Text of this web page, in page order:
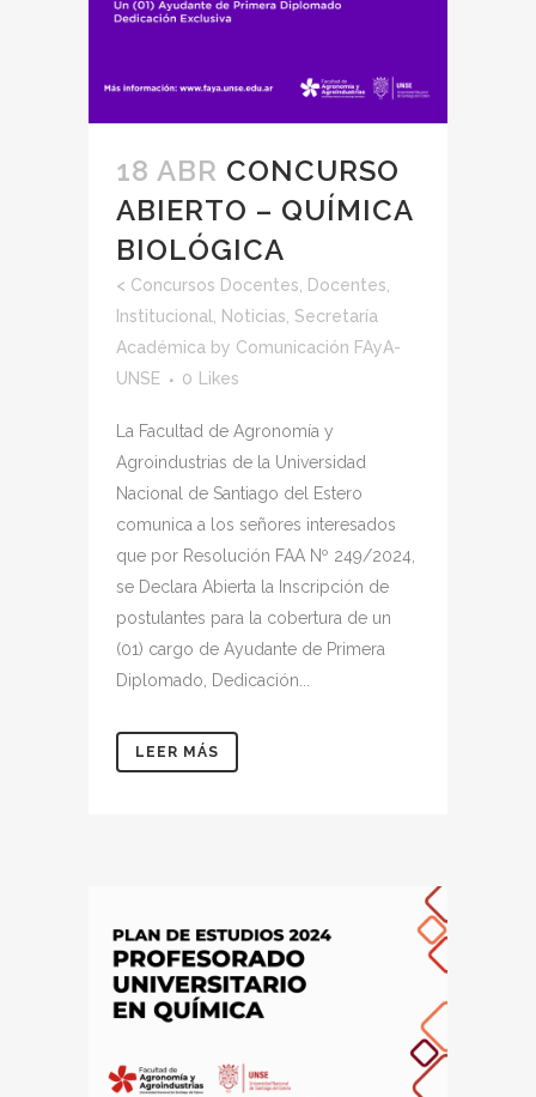
18 ABR CONCURSO
ABIERTO – QUÍMICA
BIOLÓGICA
< Concursos Docentes Docentes
Institucional
Noticias Secretaría
Académica by Comunicación FAyA-
UNSE
0 Likes
La Facultad de Agronomía y
Agroindustrias de la Universidad
Nacional de Santiago del Estero
comunica a los señores interesados
que por Resolución FAA Nº 249/2024,
se Declara Abierta la Inscripción de
postulantes para la cobertura de un
(01) cargo de Ayudante de Primera
Diplomado, Dedicación...
LEER MÁS